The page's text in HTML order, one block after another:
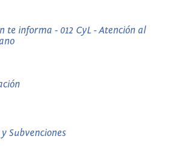
te informa - 012 CyL - Atención al
Subvenciones